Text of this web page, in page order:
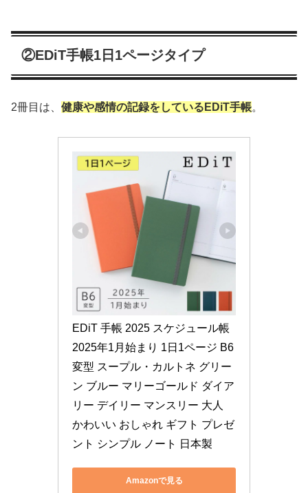
②EDiT手帳1日1ページタイプ
2冊目は、 健康や感情の記録をしているEDiT手帳。
EDiT 手帳 2025 スケジュール帳
2025年1月始まり 1日1ページ B6
変型 スープル・カルトネ グリー
ン ブルー マリーゴールド ダイア
リー デイリー マンスリー 大人
かわいい おしゃれ ギフト プレゼ
ント シンプル ノート 日本製
Amazonで見る